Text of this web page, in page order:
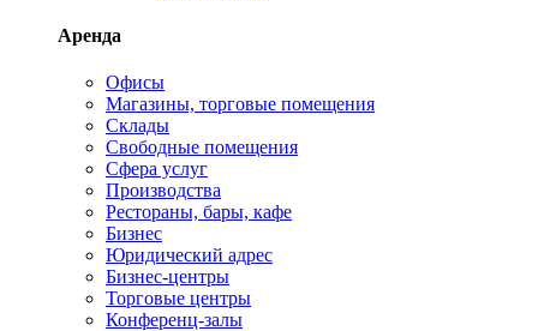
Аренда
Офисы
Магазины, торговые помещения
Склады
Свободные помещения
Сфера услуг
Производства
Рестораны, бары, кафе
Бизнес
Юридический адрес
Бизнес-центры
Торговые центры
Конференц-залы